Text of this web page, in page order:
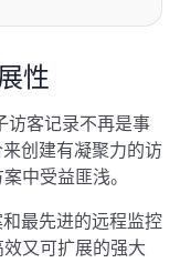
性
访客记录不再是事
创建有凝聚力的访
中受益匪浅。
最先进的远程监控
又可扩展的强大